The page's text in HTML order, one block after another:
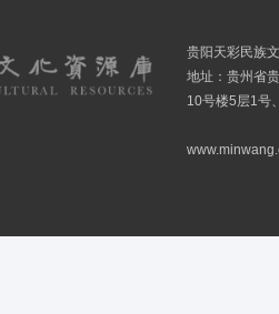
贵阳天彩民族
地址：贵州省
10号楼5层1号